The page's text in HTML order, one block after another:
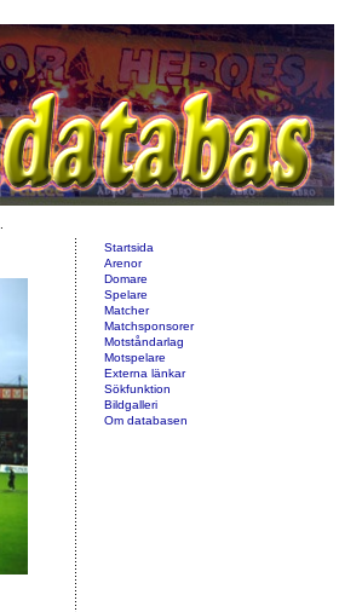
Startsida
Arenor
Domare
Spelare
Matcher
Matchsponsorer
Motståndarlag
Motspelare
Externa länkar
Sökfunktion
Bildgalleri
Om databasen